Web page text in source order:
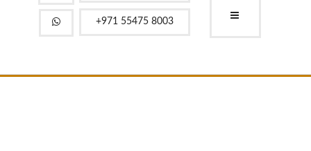
+971 55475 8003